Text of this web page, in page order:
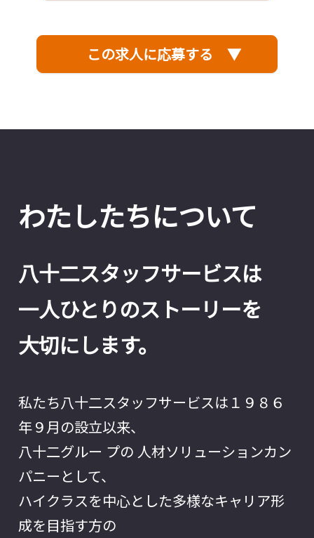
この求人に応募する ▼
わたしたちについて
八十二スタッフサービスは
一人ひとりのストーリーを
大切にします。
私たち八十二スタッフサービスは１９８６
年９月の設立以来、
八十二グルー プの 人材ソリューションカン
パニーとして、
ハイクラスを中心とした多様なキャリア形
成を目指す方の